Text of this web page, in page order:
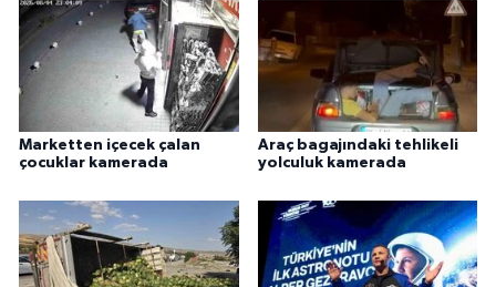
Marketten içecek çalan
çocuklar kamerada
Araç bagajındaki tehlikeli
yolculuk kamerada